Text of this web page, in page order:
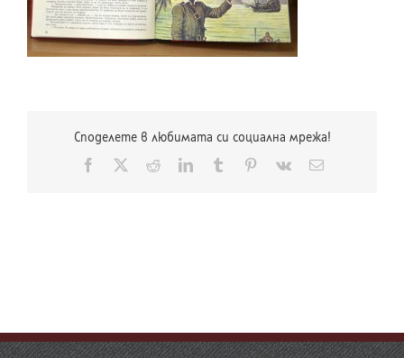
Споделете в любимата си социална мрежа!
Facebook RedditLinkedInTumblr Pinterest
Vk
Електронна